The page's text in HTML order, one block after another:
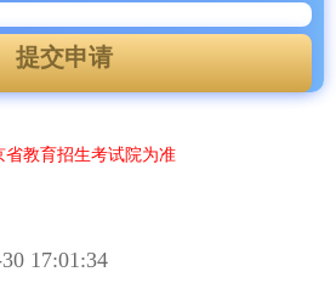
提交申请
教育招生考试院为准
17:01:34